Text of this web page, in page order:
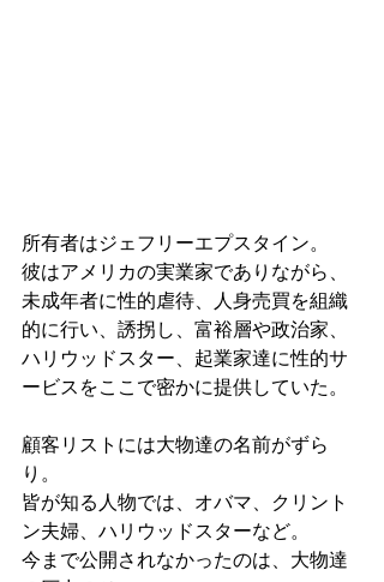
所有者はジェフリーエプスタイン。
彼はアメリカの実業家でありながら、
未成年者に性的虐待、人身売買を組織
的に行い、誘拐し、富裕層や政治家、
ハリウッドスター、起業家達に性的サ
ービスをここで密かに提供していた。
顧客リストには大物達の名前がずら
り。
皆が知る人物では、オバマ、クリント
ン夫婦、ハリウッドスターなど。
今まで公開されなかったのは、大物達